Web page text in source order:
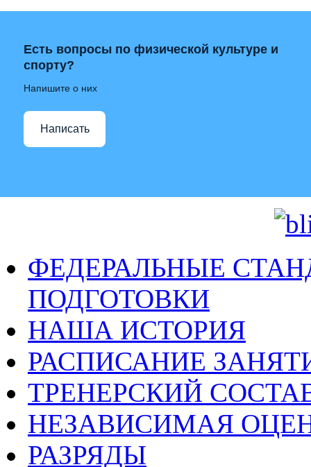
Есть вопросы по физической культуре и
спорту?
Напишите о них
Написать
ФЕДЕРАЛЬНЫЕ
ПОДГОТОВКИ
НАША ИСТОРИЯ
РАСПИСАНИЕ
ТРЕНЕРСКИЙ
НЕЗАВИСИМАЯ
РАЗРЯДЫ